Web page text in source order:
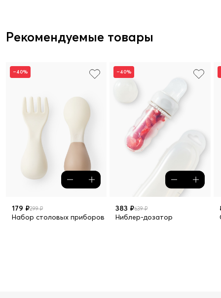
Рекомендуемые товары
–40%
179 ₽299 ₽
Набор столовых приборов (ложка и вилка) детский
–40%
383 ₽639 ₽
Ниблер-дозатор